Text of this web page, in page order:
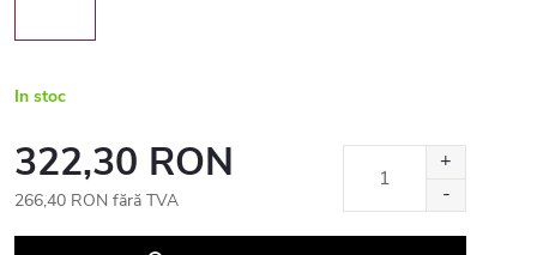
In stoc
322,30 RON
266,40 RON fără TVA